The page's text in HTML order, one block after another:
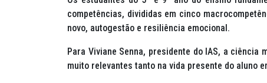
competências, divididas em cinco
novo, autogestão e resiliência emocional.
Para Viviane Senna, presidente do IAS, a
muito relevantes tanto na vida presente do aluno